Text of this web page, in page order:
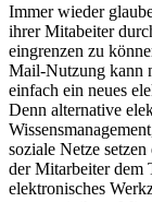
Immer wieder
ihrer Mitabeiter
eingrenzen zu
Mail-Nutzung kann
einfach ein neues
Denn alternative
soziale Netze
der Mitarbeiter dem
elektronisches